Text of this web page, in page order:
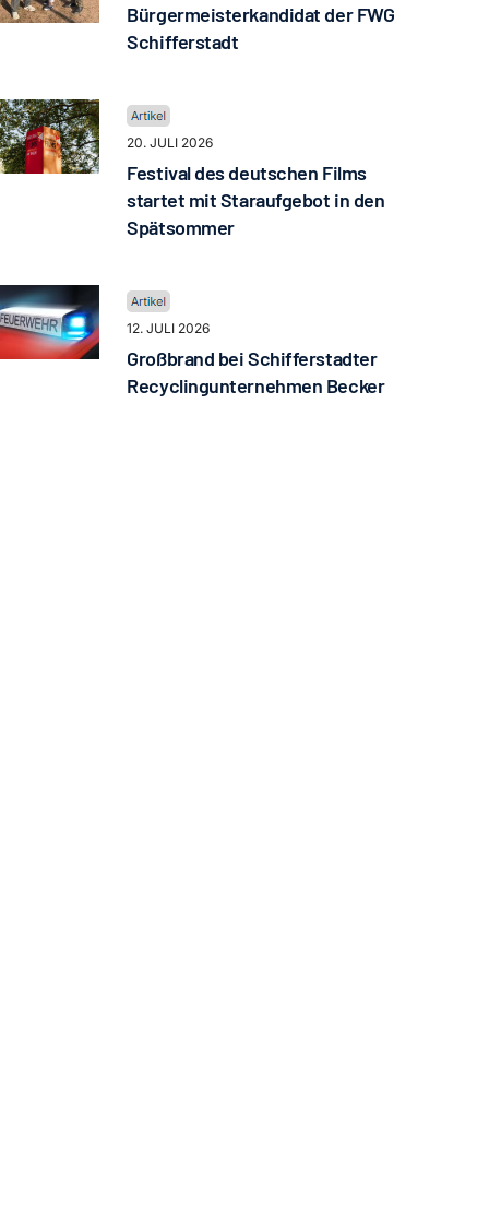
Bürgermeisterkandidat der FWG
Schifferstadt
20. JULI 2026
Festival des deutschen Films
startet mit Staraufgebot in den
Spätsommer
12. JULI 2026
Großbrand bei Schifferstadter
Recyclingunternehmen Becker